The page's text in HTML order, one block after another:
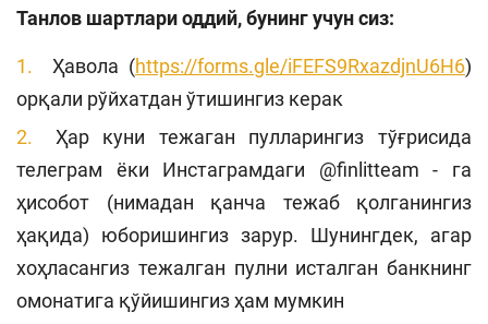
Танлов шартлари оддий, бунинг учун сиз:
Ҳавола (https://forms.gle/iFEFS9RxazdjnU6H6)
орқали рўйхатдан ўтишингиз керак
Ҳар куни тежаган пулларингиз тўғрисида
телеграм ёки Инстаграмдаги @finlitteam - га
ҳисобот (нимадан қанча тежаб қолганингиз
ҳақида) юборишингиз зарур. Шунингдек, агар
хоҳласангиз тежалган пулни исталган банкнинг
омонатига қўйишингиз ҳам мумкин